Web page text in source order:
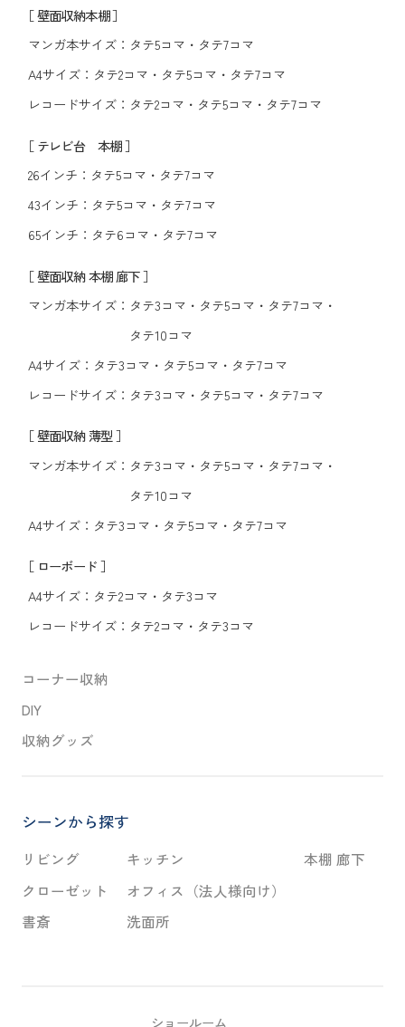
コーナー収納
DIY
収納グッズ
［ 壁面収納本棚 ］
マンガ本サイズ： タテ5コマ ・ タテ7コマ
A4サイズ： タテ2コマ ・ タテ5コマ ・ タテ7コマ
レコードサイズ： タテ2コマ ・ タテ5コマ ・ タテ7コマ
［ テレビ台 本棚 ］
26インチ： タテ5コマ ・ タテ7コマ
43インチ： タテ5コマ ・ タテ7コマ
65インチ： タテ6コマ ・ タテ7コマ
［ 壁面収納 本棚 廊下 ］
マンガ本サイズ： タテ3コマ ・ タテ5コマ ・ タテ7コマ ・
タテ10コマ
A4サイズ： タテ3コマ ・ タテ5コマ ・ タテ7コマ
レコードサイズ： タテ3コマ ・ タテ5コマ ・ タテ7コマ
［ 壁面収納 薄型 ］
マンガ本サイズ： タテ3コマ ・ タテ5コマ ・ タテ7コマ ・
タテ10コマ
A4サイズ： タテ3コマ ・ タテ5コマ ・ タテ7コマ
［ ローボード ］
A4サイズ： タテ2コマ ・ タテ3コマ
レコードサイズ： タテ2コマ ・ タテ3コマ
シーンから探す
リビング
クローゼット
書斎
キッチン
オフィス（法人様向け）
洗面所
本棚 廊下
ショールーム